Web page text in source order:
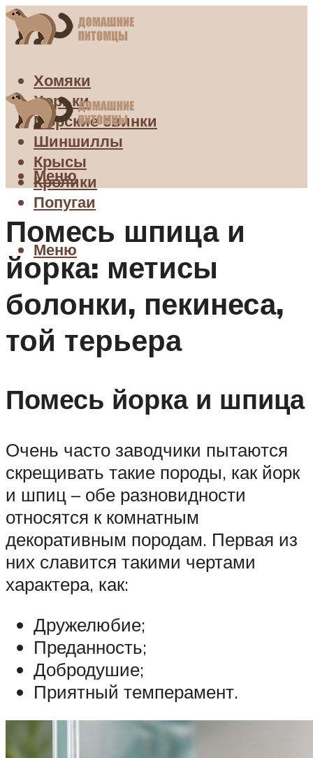
Хомяки
Хорьки
Морские свинки
Шиншиллы
Крысы
Кролики
Попугаи
Меню
Меню
Помесь шпица и
йорка: метисы
болонки, пекинеса,
той терьера
Помесь йорка и шпица
Очень часто заводчики пытаются
скрещивать такие породы, как йорк
и шпиц – обе разновидности
относятся к комнатным
декоративным породам. Первая из
них славится такими чертами
характера, как:
Дружелюбие;
Преданность;
Добродушие;
Приятный темперамент.